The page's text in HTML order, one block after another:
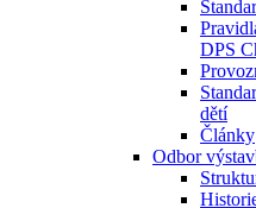
DPS
dětí
Články
Odbor